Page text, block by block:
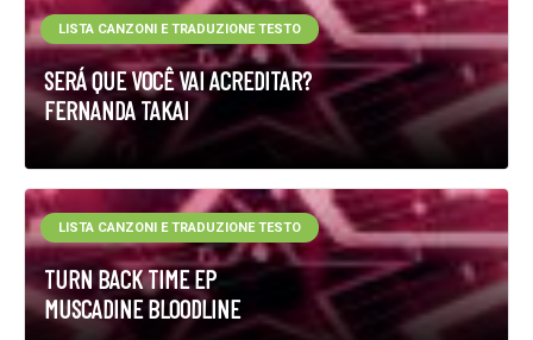
SERÁ QUE VOCÊ VAI ACREDITAR?
FERNANDA TAKAI
LISTA CANZONI E TRADUZIONE TESTO
TURN BACK TIME EP
MUSCADINE BLOODLINE
LISTA CANZONI E TRADUZIONE TESTO